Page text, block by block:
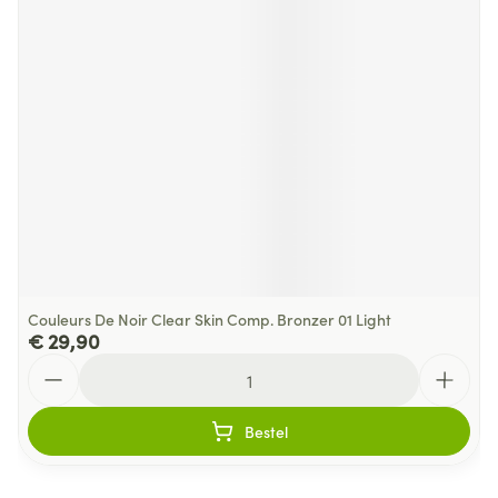
Couleurs De Noir Clear Skin Comp. Bronzer 01 Light
€ 29,90
Bestel